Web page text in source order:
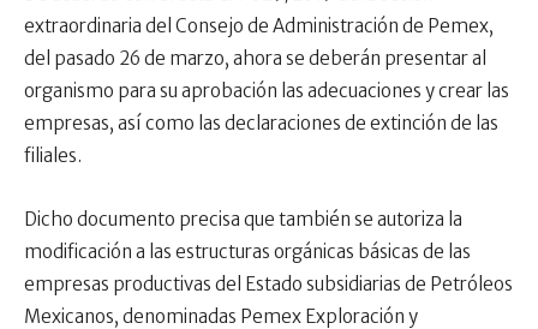
extraordinaria del Consejo de Administración de Pemex,
del pasado 26 de marzo, ahora se deberán presentar al
organismo para su aprobación las adecuaciones y crear las
empresas, así como las declaraciones de extinción de las
filiales.
Dicho documento precisa que también se autoriza la
modificación a las estructuras orgánicas básicas de las
empresas productivas del Estado subsidiarias de Petróleos
Mexicanos, denominadas Pemex Exploración y